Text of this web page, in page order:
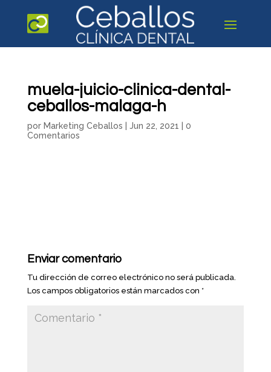
muela-juicio-clinica-dental-
ceballos-malaga-h
por Marketing Ceballos Jun 22, 2021
0
Comentarios
Enviar comentario
Tu dirección de correo electrónico no será publicada.
Los campos obligatorios están marcados con *